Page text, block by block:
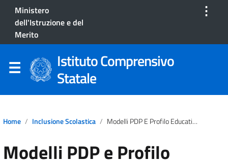
Ministero
dell'Istruzione e del
Merito
⋮
Istituto Comprensivo
Statale
Home Inclusione Scolastica Modelli PDP E Profilo Educativo Infanzia
Modelli PDP e Profilo